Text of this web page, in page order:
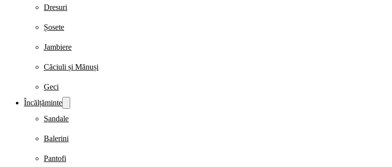
Dresuri
Șosete
Jambiere
Căciuli și Mănuși
Geci
Încălțăminte
Sandale
Balerini
Pantofi